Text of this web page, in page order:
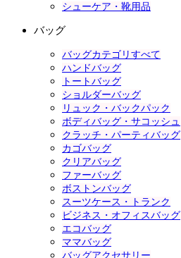
シューケア・靴用品
バッグ
バッグカテゴリすべて
ハンドバッグ
トートバッグ
ショルダーバッグ
リュック・バックパック
ボディバッグ・サコッシュ
クラッチ・パーティバッグ
カゴバッグ
クリアバッグ
ファーバッグ
ボストンバッグ
スーツケース・トランク
ビジネス・オフィスバッグ
エコバッグ
ママバッグ
バッグアクセサリー